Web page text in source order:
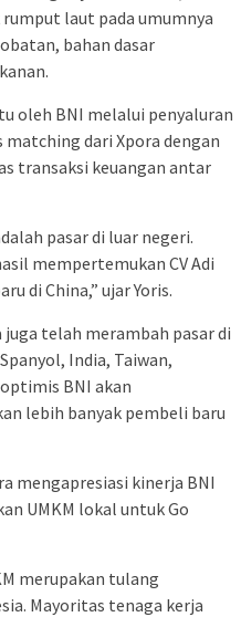
laut pada umumnya
bahan dasar
oleh BNI melalui penyaluran
dari Xpora dengan
transaksi keuangan antar
pasar di luar negeri.
mempertemukan CV Adi
di China,” ujar Yoris.
juga telah merambah pasar di
India, Taiwan,
BNI akan
lebih banyak pembeli baru
mengapresiasi kinerja BNI
UMKM lokal untuk Go
merupakan tulang
Mayoritas tenaga kerja